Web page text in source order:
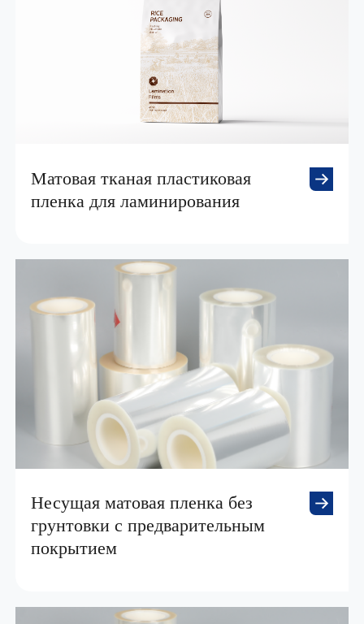
Матовая тканая пластиковая
пленка для ламинирования
Несущая матовая пленка без
грунтовки с предварительным
покрытием